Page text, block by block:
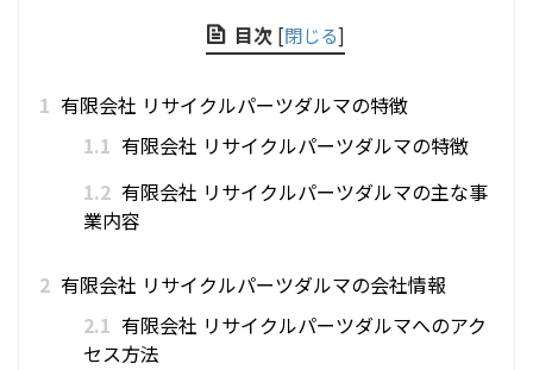
目次 [閉じる]
1 有限会社 リサイクルパーツダルマの特徴
1.1 有限会社 リサイクルパーツダルマの特徴
1.2 有限会社 リサイクルパーツダルマの主な事
業内容
2 有限会社 リサイクルパーツダルマの会社情報
2.1 有限会社 リサイクルパーツダルマへのアク
セス方法